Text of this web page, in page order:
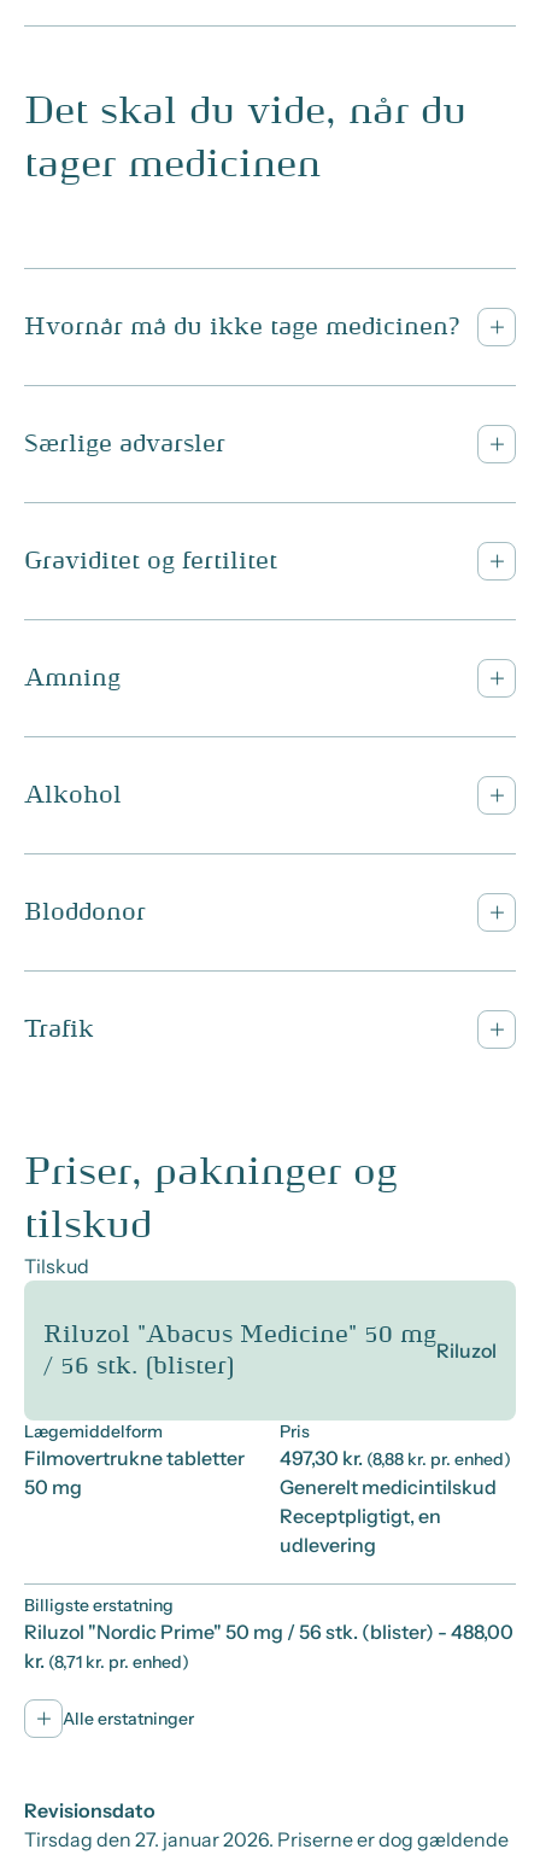
Det skal du vide, når du
tager medicinen
Hvornår må du ikke tage medicinen?
Særlige advarsler
Graviditet og fertilitet
Amning
Alkohol
Bloddonor
Trafik
Priser, pakninger og
tilskud
Tilskud
Riluzol "Abacus Medicine" 50 mg
/ 56 stk. (blister)
Riluzol
Lægemiddelform
Filmovertrukne tabletter
50 mg
Pris
497,30 kr. (8,88 kr. pr. enhed)
Generelt medicintilskud
Receptpligtigt, en
udlevering
Billigste erstatning
Riluzol "Nordic Prime" 50 mg / 56 stk. (blister) - 488,00
kr. (8,71 kr. pr. enhed)
Alle erstatninger
Revisionsdato
Tirsdag den 27. januar 2026. Priserne er dog gældende